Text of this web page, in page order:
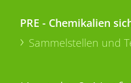
PRE - Chemikalien
Sammelstellen und